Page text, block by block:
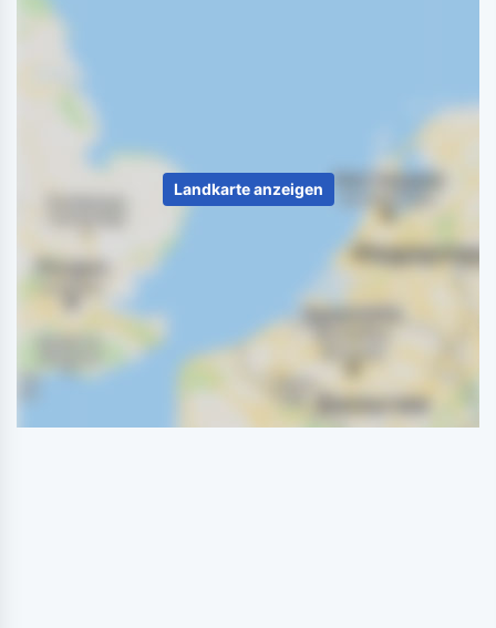
Landkarte anzeigen